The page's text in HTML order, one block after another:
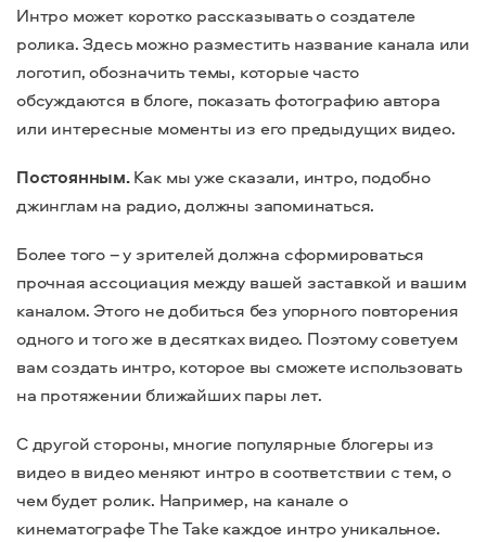
Интро может коротко рассказывать о создателе
ролика. Здесь можно разместить название канала или
логотип, обозначить темы, которые часто
обсуждаются в блоге, показать фотографию автора
или интересные моменты из его предыдущих видео.
Постоянным.Как мы уже сказали, интро, подобно
джинглам на радио, должны запоминаться.
Более того – у зрителей должна сформироваться
прочная ассоциация между вашей заставкой и вашим
каналом. Этого не добиться без упорного повторения
одного и того же в десятках видео. Поэтому советуем
вам создать интро, которое вы сможете использовать
на протяжении ближайших пары лет.
С другой стороны, многие популярные блогеры из
видео в видео меняют интро в соответствии с тем, о
чем будет ролик. Например, на канале о
кинематографе The Take каждое интро уникальное.